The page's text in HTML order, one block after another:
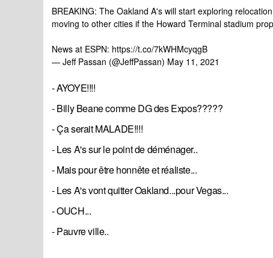
BREAKING: The Oakland A's will start exploring
moving to other cities if the Howard Terminal stadium
News at ESPN: https://t.co/7kWHMcyqgB
— Jeff Passan (@JeffPassan) May 11, 2021
- AYOYE!!!!
- Billy Beane comme DG des Expos?????
- Ça serait MALADE!!!!
- Les A's sur le point de déménager..
- Mais pour être honnête et réaliste...
- Les A's vont quitter Oakland...pour Vegas...
- OUCH...
- Pauvre ville..